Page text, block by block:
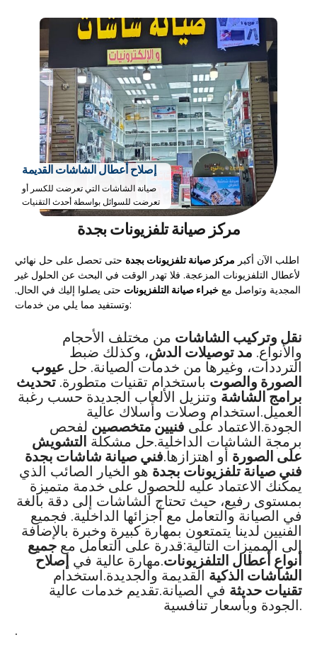
إصلاح أعطال الشاشات القديمة
صيانة الشاشات التي تعرضت للكسر أو
تعرضت للسوائل بواسطة أحدث التقنيات
مركز صيانة تلفزيونات بجدة
اطلب الآن أكبر مركز صيانة تلفزيونات بجدة حتى تحصل على حل نهائي
لأعطال التلفزيونات المزعجة. فلا تهدر الوقت في البحث عن الحلول غير
المجدية وتواصل مع خبراء صيانة التلفزيونات حتى يصلوا إليك في الحال.
وتستفيد مما يلي من خدمات:
نقل وتركيب الشاشات من مختلف الأحجام
والأنواع. مد توصيلات الدش، وكذلك ضبط
الترددات، وغيرها من خدمات الصيانة. حل عيوب
الصورة والصوت باستخدام تقنيات متطورة. تحديث
برامج الشاشة وتنزيل الألعاب الجديدة حسب رغبة
العميل.استخدام وصلات وأسلاك عالية
الجودة.الاعتماد على فنيين متخصصين لفحص
برمجة الشاشات الداخلية.حل مشكلة التشويش
على الصورة أو اهتزازها.فني صيانة شاشات بجدة
فني صيانة تلفزيونات بجدة هو الخيار الصائب الذي
يمكنك الاعتماد عليه للحصول على خدمة متميزة
بمستوى رفيع، حيث تحتاج الشاشات إلى دقة بالغة
في الصيانة والتعامل مع أجزائها الداخلية. فجميع
الفنيين لدينا يتمتعون بمهارة كبيرة وخبرة بالإضافة
إلى المميزات التالية:قدرة على التعامل مع جميع
أنواع أعطال التلفزيونات.مهارة عالية في إصلاح
الشاشات الذكية القديمة والجديدة.استخدام
تقنيات حديثة في الصيانة.تقديم خدمات عالية
الجودة وبأسعار تنافسية.
.